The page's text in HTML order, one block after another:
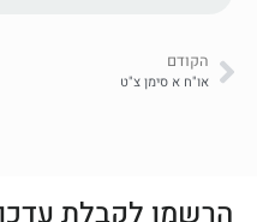
הקודם
או"ח א סימן צ"ט